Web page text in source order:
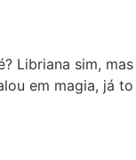
Libriana sim, mas
em magia, já to